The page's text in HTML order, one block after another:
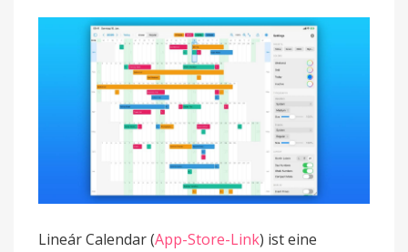
Lineár Calendar (App-Store-Link) ist eine